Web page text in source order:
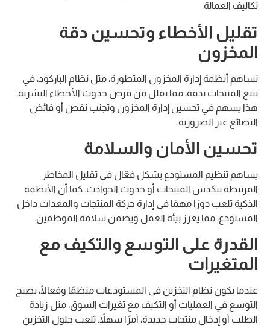
تكاليف العمالة.
تقليل الأخطاء وتحسين دقة
المخزون
تساهم أنظمة إدارة المخزون المتطورة، مثل نظام الباركود، في
تتبع المنتجات بدقة، مما يقلل من فرص حدوث الأخطاء البشرية.
هذا يسهم في تحسين إدارة المخزون وتجنب نقص أو فائض
البضائع غير الضرورية.
تحسين الأمان والسلامة
يساهم تنظيم المستودع بشكل فعّال في تقليل المخاطر
المرتبطة بتكدس المنتجات أو حدوث الحوادث. كما أن الأنظمة
الذكية تلعب دورًا مهمًا في إدارة حركة المنتجات والمعدات داخل
المستودع، مما يعزز بيئة العمل ويضمن سلامة الموظفين.
القدرة على التوسع والتكيف مع
المتغيرات
عندما يكون نظام التخزين في المستودعات منظمًا وفعالًا، يصبح
التوسع في العمليات أو التكيف مع تغيرات السوق، مثل زيادة
الطلب أو إدخال منتجات جديدة، أمرًا سهلاً. تلعب حلول التخزين